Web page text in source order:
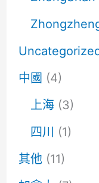
中國 (4)
上海(3)
四川
(1)
其他(11)